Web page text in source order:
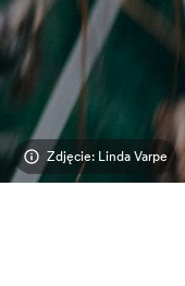
Zdjęcie: Linda Varpe